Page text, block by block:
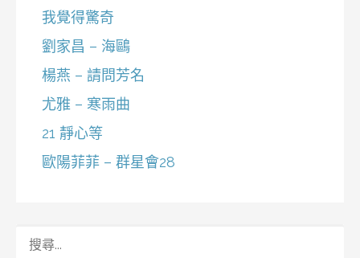
我覺得驚奇
劉家昌 – 海鷗
楊燕 – 請問芳名
尤雅 – 寒雨曲
21 靜心等
歐陽菲菲 – 群星會28